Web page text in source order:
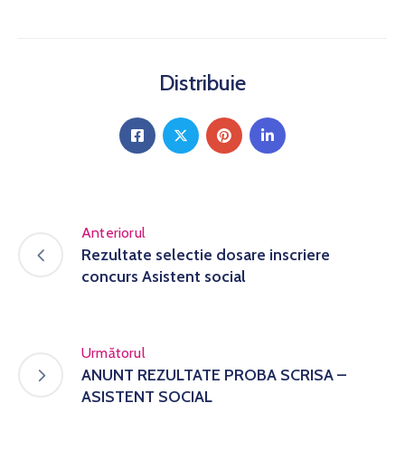
Distribuie
Anteriorul
Rezultate selectie dosare inscriere
concurs Asistent social
Următorul
ANUNT REZULTATE PROBA SCRISA –
ASISTENT SOCIAL